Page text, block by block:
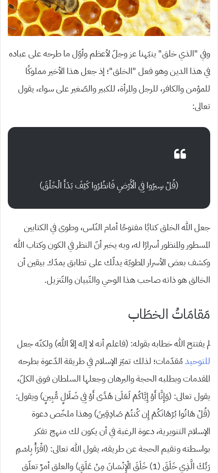
وفي “الذي خلق” ينبّهنا عز وجلّ لأعظم وأوّل ما طرحه على عباده
في هذا الدين وهو فعل “الخلق”؛ إذ جعل هذا الأخير مملوكًا
للمؤمن والكافر، للرجل والمرأة، للكبير والصّغير على سواء، يقول
تعالى:
(قُلْ سِيرُوا فِي الْأَرْضِ فَانظُرُوا كَيْفَ بَدَأَ الْخَلْقَ)
جعل الله الخلق كتابًا مفتوحًا أمام النّاس، وطوى في الكتابين
المسطور والمنظور أسرارًا له، وبه يخبر أنّ النظر في الكون وكتاب الله
وكشف بعض الأسرار المطويّة يدلّك على تطابق يمدّك بيقين أن
الخالق هو ذاته صاحب هذا الوحي والتّبيان والتّنزيل.
مَقامَاتُ الخطَاب
لم يفتتح الله خطابه بقوله: (فاعلم أنه لا إله إلاّ الله) ولكنّه جعل
للتوحيدمُقدّمات؛ لذلك تميّز الإسلام في طريقة الدّعوة بطرحه
المقدمات وبطلبه الحجة والبرهان وجعلها السلطان فوق الكلّ،
يقول تعالى: (وَإِنَّا أَوْ إِيَّاكُمْ لَعَلَىٰ هُدًى أَوْ فِي ضَلَالٍ مُّبِينٍ) ويقول:
(قُلْ هَاتُوا بُرْهَانَكُمْ إِن كُنتُمْ صَادِقِينَ) وهذا ملخّص دعوة
الإسلام التنويرية، دعوة الرغبة في أن يكون لك منهج تفكر
بواسطته وتقيم الحجة عن طريقه، يقول الله تعالى: (اقْرَأْ بِاسْمِ
رَبِّكَ الَّذِي خَلَقَ (1) خَلَقَ الْإِنْسَانَ مِنْ عَلَقٍ) والعلق أمرٌ تعلّق